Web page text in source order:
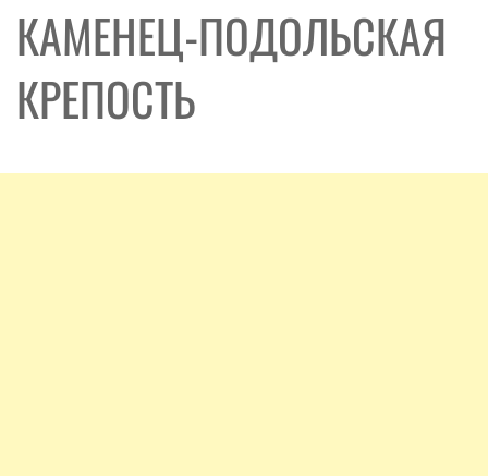
КАМЕНЕЦ-ПОДОЛЬСКАЯ
КРЕПОСТЬ